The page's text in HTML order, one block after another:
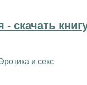
cкачать
и секс